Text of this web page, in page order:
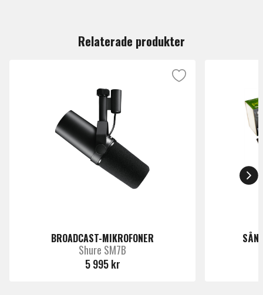
Relaterade produkter
BROADCAST-MIKROFONER
Shure SM7B
5 995 kr